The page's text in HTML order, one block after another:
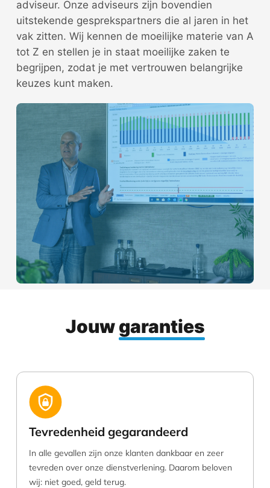
adviseur. Onze adviseurs zijn bovendien
uitstekende gesprekspartners die al jaren in het
vak zitten. Wij kennen de moeilijke materie van A
tot Z en stellen je in staat moeilijke zaken te
begrijpen, zodat je met vertrouwen belangrijke
keuzes kunt maken.
Jouwgaranties
Tevredenheid gegarandeerd
In alle gevallen zijn onze klanten dankbaar en zeer
tevreden over onze dienstverlening. Daarom beloven
wij: niet goed, geld terug.